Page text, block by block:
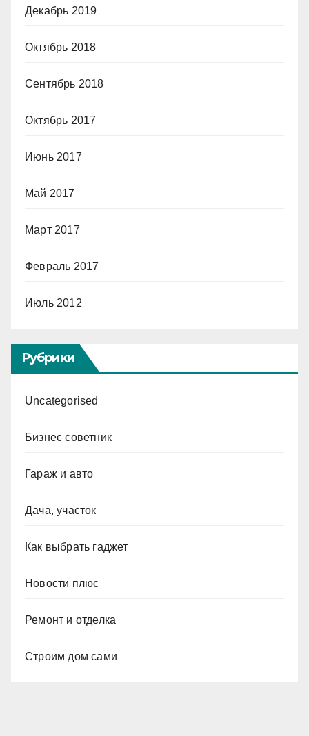
Декабрь 2019
Октябрь 2018
Сентябрь 2018
Октябрь 2017
Июнь 2017
Май 2017
Март 2017
Февраль 2017
Июль 2012
Рубрики
Uncategorised
Бизнес советник
Гараж и авто
Дача, участок
Как выбрать гаджет
Новости плюс
Ремонт и отделка
Строим дом сами